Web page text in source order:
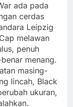
ada pada
cerdas
Leipzig
melawan
penuh
menang.
masing-
lincah, Black
ukuran,